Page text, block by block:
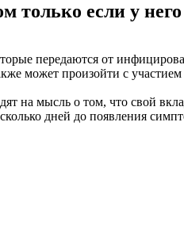
только если у
передаются от
может произойти с
на мысль о том, что свой
дней до появления